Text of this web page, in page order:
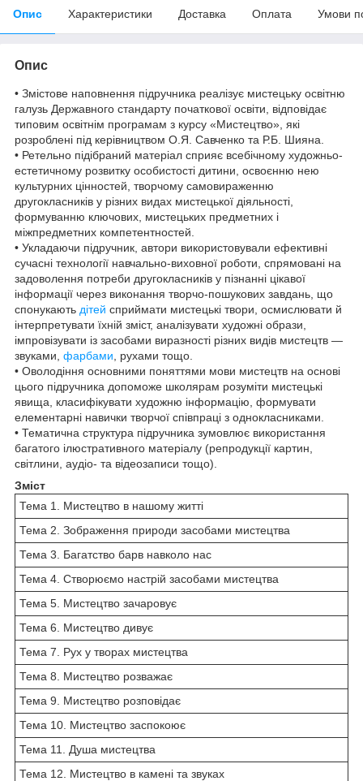
Опис Характеристики Доставка Оплата Умови
Опис
• Змістове наповнення підручника реалізує мистецьку освітню
галузь Державного стандарту початкової освіти, відповідає
типовим освітнім програмам з курсу «Мистецтво», які
розроблені під керівництвом О.Я. Савченко та Р.Б. Шияна.
• Ретельно підібраний матеріал сприяє всебічному художньо-
естетичному розвитку особистості дитини, освоєнню нею
культурних цінностей, творчому самовираженню
другокласників у різних видах мистецької діяльності,
формуванню ключових, мистецьких предметних і
міжпредметних компетентностей.
• Укладаючи підручник, автори використовували ефективні
сучасні технології навчально-виховної роботи, спрямовані на
задоволення потреби другокласників у пізнанні цікавої
інформації через виконання творчо-пошукових завдань, що
спонукають дітей сприймати мистецькі твори, осмислювати й
інтерпретувати їхній зміст, аналізувати художні образи,
імпровізувати із засобами виразності різних видів мистецтв —
звуками, фарбами , рухами тощо.
• Оволодіння основними поняттями мови мистецтв на основі
цього підручника допоможе школярам розуміти мистецькі
явища, класифікувати художню інформацію, формувати
елементарні навички творчої співпраці з однокласниками.
• Тематична структура підручника зумовлює використання
багатого ілюстративного матеріалу (репродукції картин,
світлини, аудіо- та відеозаписи тощо).
Зміст
Тема 1. Мистецтво в нашому житті
Тема 2. Зображення природи засобами мистецтва
Тема 3. Багатство барв навколо нас
Тема 4. Створюємо настрій засобами мистецтва
Тема 5. Мистецтво зачаровує
Тема 6. Мистецтво дивує
Тема 7. Рух у творах мистецтва
Тема 8. Мистецтво розважає
Тема 9. Мистецтво розповідає
Тема 10. Мистецтво заспокоює
Тема 11. Душа мистецтва
Тема 12. Мистецтво в камені та звуках